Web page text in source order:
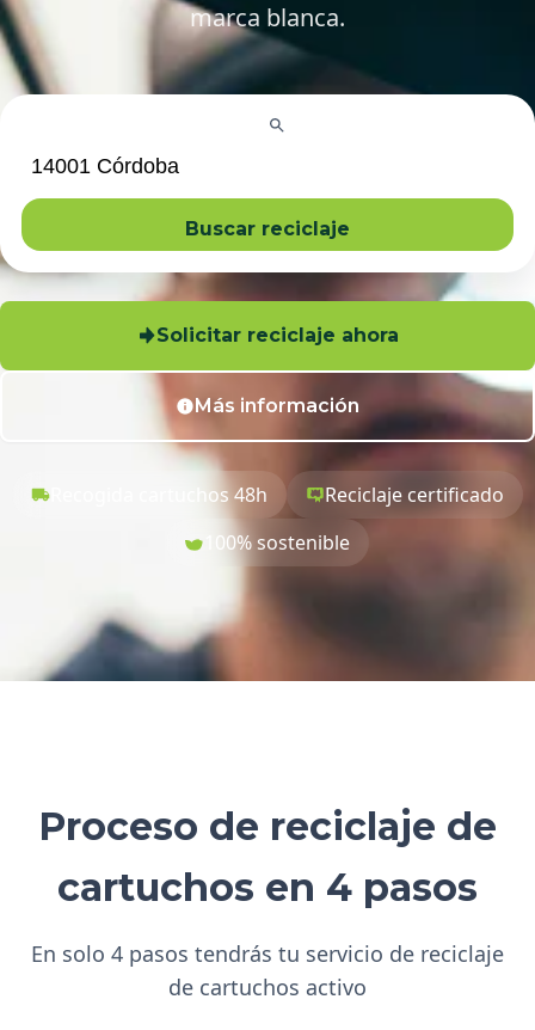
marca blanca.
Buscar reciclaje
Solicitar reciclaje ahora
Más información
Recogida cartuchos 48h
Reciclaje certificado
100% sostenible
Proceso de reciclaje de
cartuchos en 4 pasos
En solo 4 pasos tendrás tu servicio de reciclaje
de cartuchos activo